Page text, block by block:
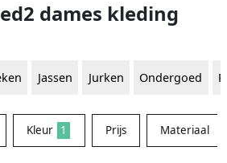
dames kleding
Jassen Jurken Ondergoed
Kleur 1 Prijs Materiaal